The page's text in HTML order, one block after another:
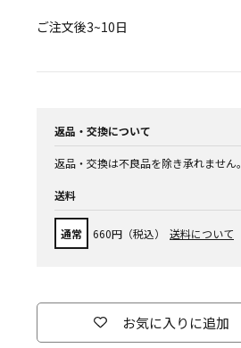
ご注文後3~10日
返品・交換について
返品・交換は不良品を除き承れません。
送料
通常 660円（税込） 送料について
お気に入りに追加